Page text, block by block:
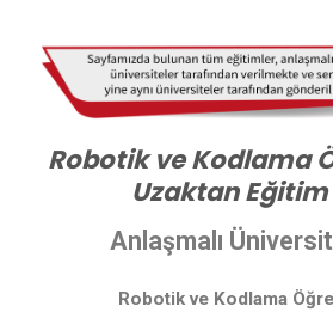
Robotik ve Kodlama
Uzaktan
Anlaşmalı
Robotik ve Kodlama